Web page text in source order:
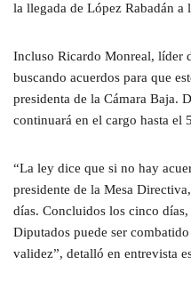
la llegada de López Rabadán
Incluso Ricardo Monreal, líder
buscando acuerdos para que
presidenta de la Cámara Baja.
continuará en el cargo hasta el
“La ley dice que si no hay
presidente de la Mesa
días. Concluidos los cinco
Diputados puede ser
validez”, detalló en entrevista